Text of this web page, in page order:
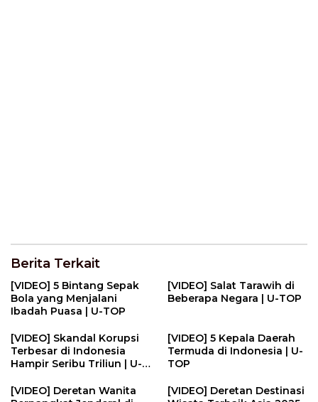
Berita Terkait
[VIDEO] 5 Bintang Sepak
Bola yang Menjalani
Ibadah Puasa | U-TOP
[VIDEO] Salat Tarawih di
Beberapa Negara | U-TOP
[VIDEO] Skandal Korupsi
Terbesar di Indonesia
Hampir Seribu Triliun | U-
[VIDEO] 5 Kepala Daerah
Termuda di Indonesia | U-
TOP
[VIDEO] Deretan Wanita
[VIDEO] Deretan Destinasi